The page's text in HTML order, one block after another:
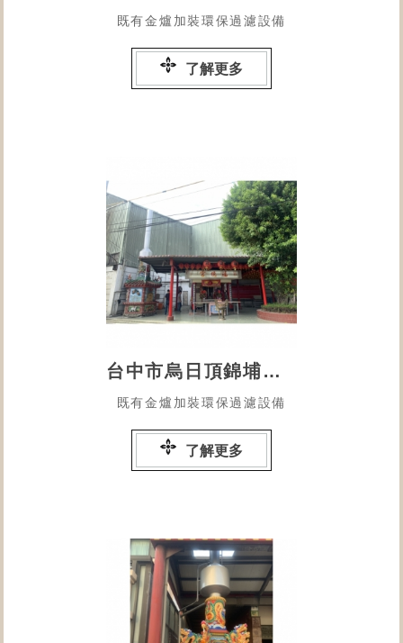
既有金爐加裝環保過濾設備
了解更多
台中市烏日頂錦埔福德宮
既有金爐加裝環保過濾設備
了解更多